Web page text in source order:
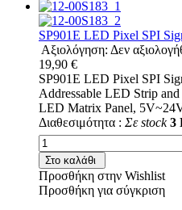
SP901E LED Pixel SPI
Αξιολόγηση: Δεν
19,90 €
SP901E LED Pixel SPI
Addressable LED Strip
LED Matrix Panel,
Διαθεσιμότητα : Σε stock 3
Στο καλάθι
Προσθήκη στην Wishlist
Προσθήκη για σύγκριση